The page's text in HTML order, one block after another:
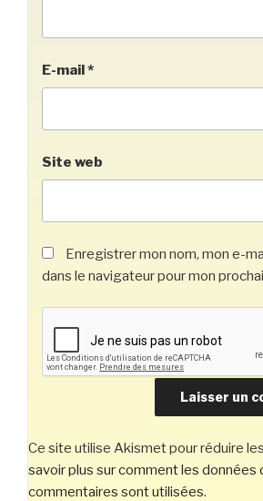
E-mail*
Site web
Enregistrer mon nom, mon e-
dans le navigateur pour mon
Ce site utilise Akismet pour réduire
savoir plus sur comment les données
commentaires sont utilisées.